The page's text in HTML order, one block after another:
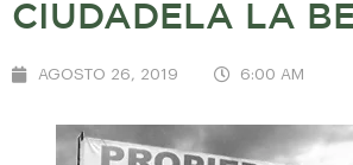
CIUDADELA LA
AGOSTO 26, 2019 6:00 AM